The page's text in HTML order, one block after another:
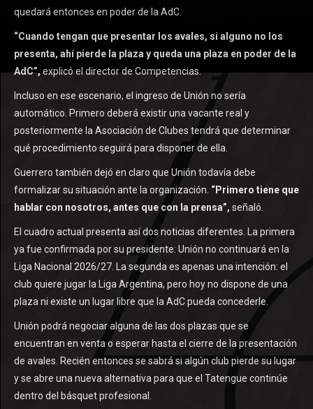
quedará entonces en poder de la AdC.
“Cuando tengan que presentar los avales, si alguno no los
presenta, ahí pierde la plaza y queda una plaza en poder de la
AdC”,explicó el director de Competencias.
Incluso en ese escenario, el ingreso de Unión no sería
automático. Primero deberá existir una vacante real y
posteriormente la Asociación de Clubes tendrá que determinar
qué procedimiento seguirá para disponer de ella.
Guerrero también dejó en claro que Unión todavía debe
formalizar su situación ante la organización. “Primero tiene que
hablar con nosotros, antes que con la prensa”, señaló.
El cuadro actual presenta así dos noticias diferentes. La primera
ya fue confirmada por su presidente: Unión no continuará en la
Liga Nacional 2026/27. La segunda es apenas una intención: el
club quiere jugar la Liga Argentina, pero hoy no dispone de una
plaza ni existe un lugar libre que la AdC pueda concederle.
Unión podrá negociar alguna de las dos plazas que se
encuentran en venta o esperar hasta el cierre de la presentación
de avales. Recién entonces se sabrá si algún club pierde su lugar
y se abre una nueva alternativa para que el Tatengue continúe
dentro del básquet profesional.